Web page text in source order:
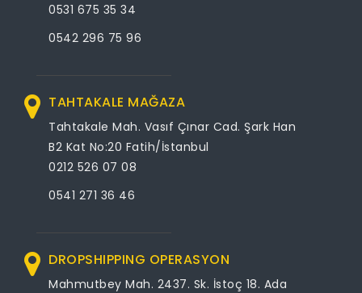
0531 675 35 34
0542 296 75 96
TAHTAKALE MAĞAZA
Tahtakale Mah. Vasıf Çınar Cad. Şark Han
B2 Kat No:20 Fatih/İstanbul
0212 526 07 08
0541 271 36 46
DROPSHIPPING OPERASYON
Mahmutbey Mah. 2437. Sk. İstoç 18. Ada